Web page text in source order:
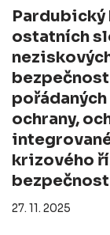
ostatních
ochrany,
krizového
27. 11. 2025